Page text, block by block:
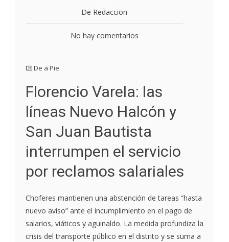
De Redaccion
No hay comentarios
De a Pie
Florencio Varela: las
líneas Nuevo Halcón y
San Juan Bautista
interrumpen el servicio
por reclamos salariales
Choferes mantienen una abstención de tareas “hasta
nuevo aviso” ante el incumplimiento en el pago de
salarios, viáticos y aguinaldo. La medida profundiza la
crisis del transporte público en el distrito y se suma a